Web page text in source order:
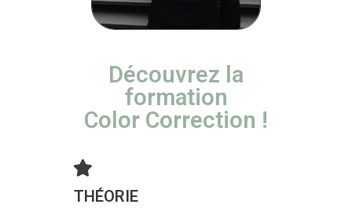
Découvrez la
formation
Color Correction !
THÉORIE